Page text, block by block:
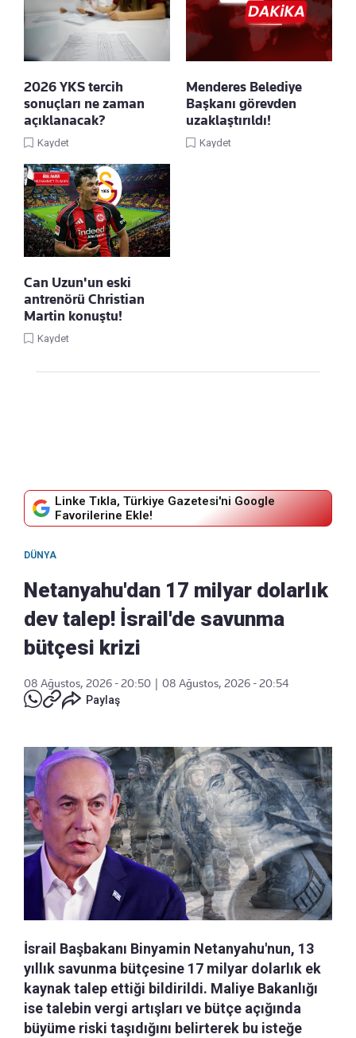
2026 YKS tercih
sonuçları ne zaman
açıklanacak?
Kaydet
Menderes Belediye
Başkanı görevden
uzaklaştırıldı!
Kaydet
Can Uzun'un eski
antrenörü Christian
Martin konuştu!
Kaydet
Linke Tıkla, Türkiye Gazetesi'ni Google
Favorilerine Ekle!
DÜNYA
Netanyahu'dan 17 milyar dolarlık
dev talep! İsrail'de savunma
bütçesi krizi
08 Ağustos, 2026 - 20:50
08 Ağustos, 2026 - 20:54
Paylaş
İsrail Başbakanı Binyamin Netanyahu'nun, 13
yıllık savunma bütçesine 17 milyar dolarlık ek
kaynak talep ettiği bildirildi. Maliye Bakanlığı
ise talebin vergi artışları ve bütçe açığında
büyüme riski taşıdığını belirterek bu isteğe